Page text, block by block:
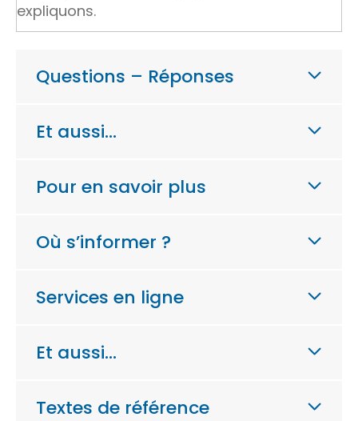
expliquons.
Questions – Réponses
Et aussi…
Pour en savoir plus
Où s’informer ?
Services en ligne
Et aussi…
Textes de référence